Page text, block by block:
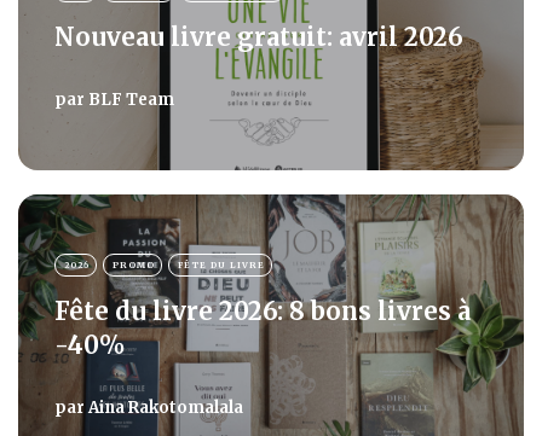
Nouveau livre gratuit: avril 2026
par BLF Team
2026 PROMO FÊTE DU LIVRE
Fête du livre 2026: 8 bons livres à
-40%
parAina Rakotomalala